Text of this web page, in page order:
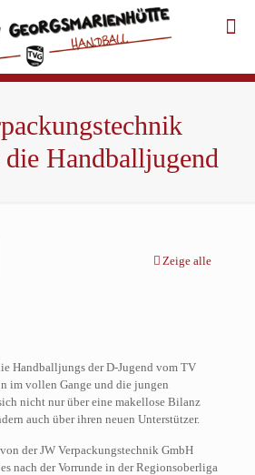
Handballjugend
Zeige alle
Handballjungs der D-Jugend vom TV
im vollen Gange und die jungen
nicht nur über eine makellose Bilanz
auch über ihren neuen Unterstützer.
der JW Verpackungstechnik GmbH
nach der Vorrunde in der Regionsoberliga